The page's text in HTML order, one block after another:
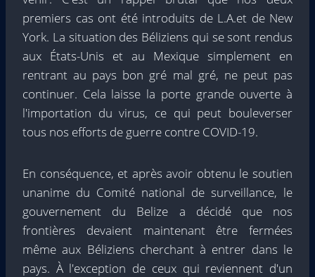
premiers cas ont été introduits de L.A.et de New
York. La situation des Béliziens qui se sont rendus
aux États-Unis et au Mexique simplement en
rentrant au pays bon gré mal gré, ne peut pas
continuer. Cela laisse la porte grande ouverte à
l'importation du virus, ce qui peut bouleverser
tous nos efforts de guerre contre COVID-19.
En conséquence, et après avoir obtenu le soutien
unanime du Comité national de surveillance, le
gouvernement du Belize a décidé que nos
frontières devaient maintenant être fermées
même aux Béliziens cherchant à entrer dans le
pays. À l'exception de ceux qui reviennent d'un